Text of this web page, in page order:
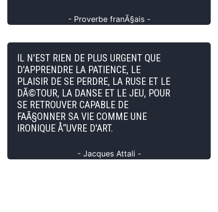
- Proverbe franÃ§ais -
IL N'EST RIEN DE PLUS URGENT QUE
D'APPRENDRE LA PATIENCE, LE
PLAISIR DE SE PERDRE, LA RUSE ET LE
DÃ©TOUR, LA DANSE ET LE JEU, POUR
SE RETROUVER CAPABLE DE
FAÃ§ONNER SA VIE COMME UNE
IRONIQUE Å“UVRE D'ART.
- Jacques Attali -